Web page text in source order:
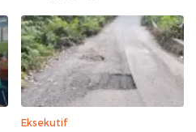
Eksekutif